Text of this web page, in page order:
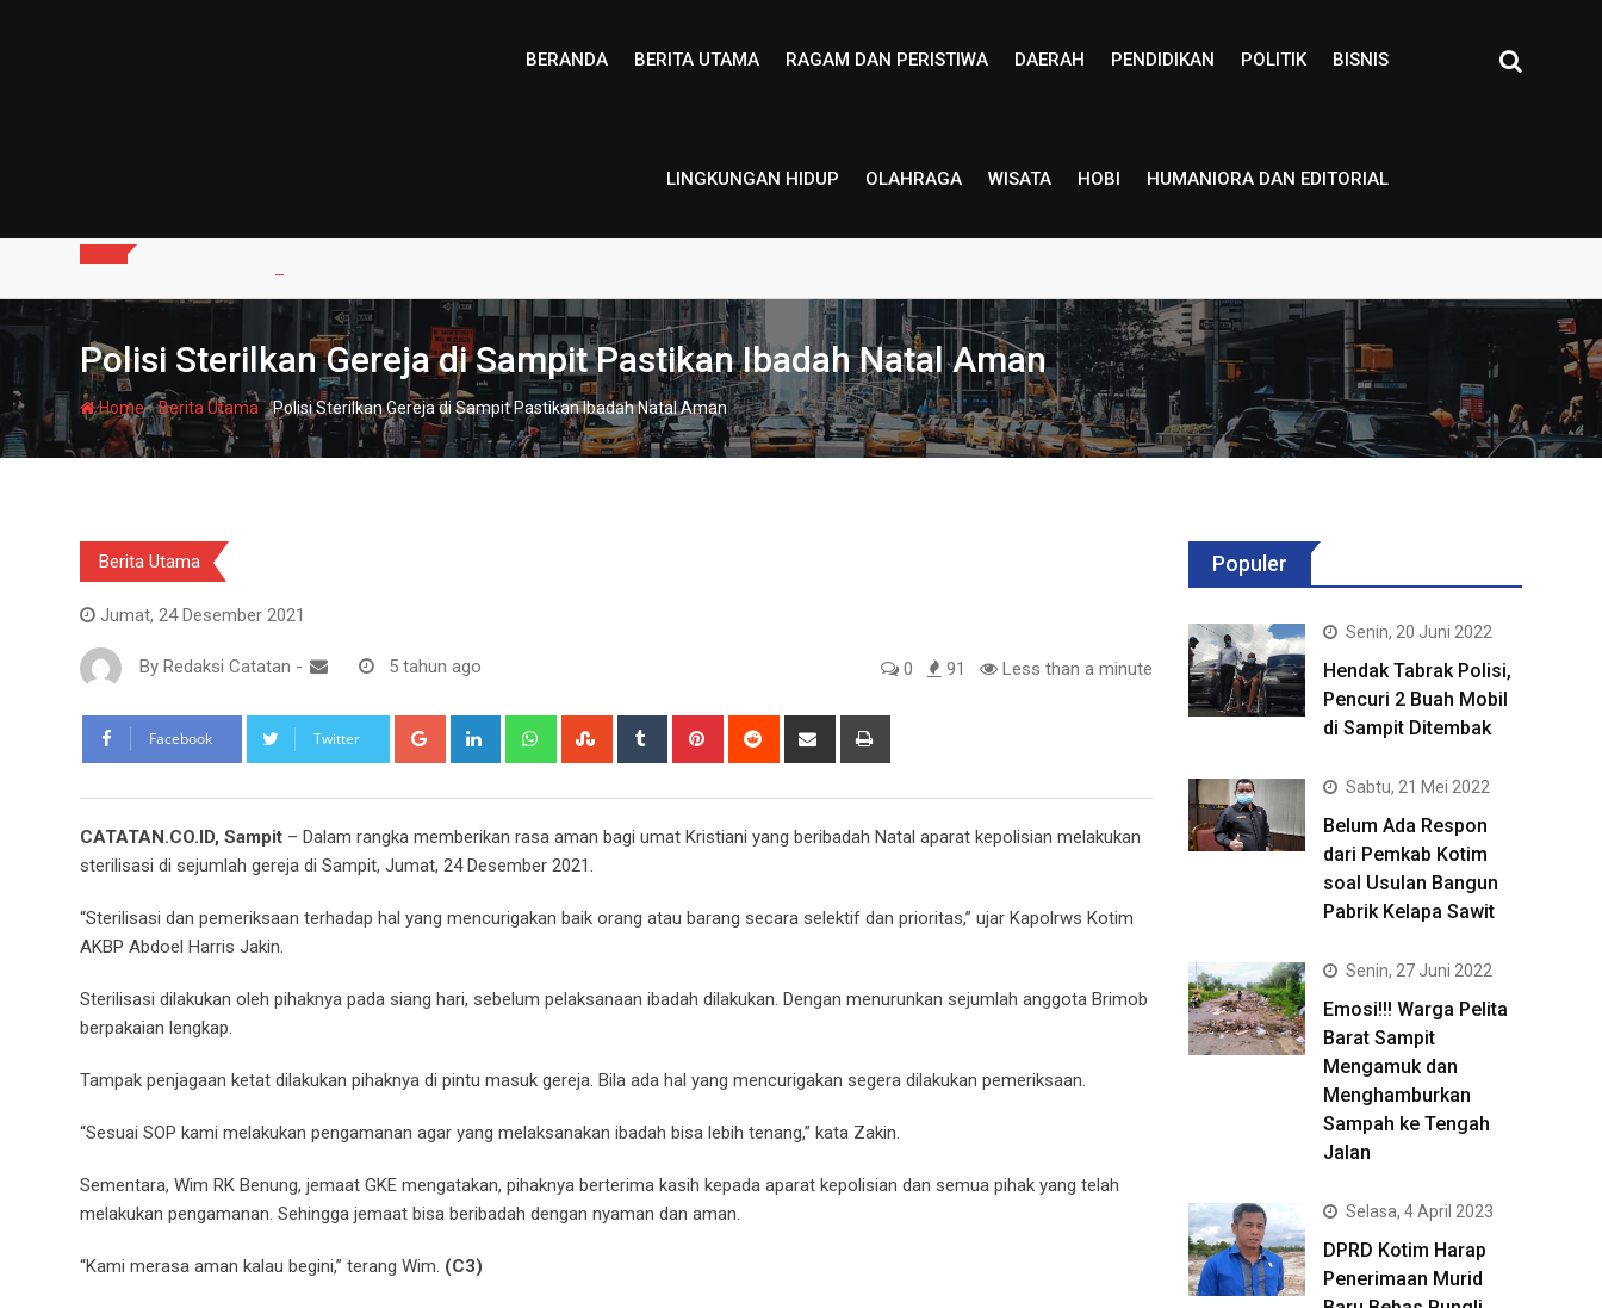
BERANDA BERITA UTAMA RAGAM DAN PERISTIWA DAERAH PENDIDIKAN POLITIK BISNIS
LINGKUNGAN HIDUP OLAHRAGA WISATA HOBI HUMANIORA DAN EDITORIAL
Polisi Sterilkan Gereja di Sampit Pastikan Ibadah Natal Aman
Home-Berita Utama-Polisi Sterilkan Gereja di Sampit Pastikan Ibadah Natal Aman
Berita Utama
Jumat, 24 Desember 2021
By Redaksi Catatan - 5 tahun ago 0 91 Less than a minute
Facebook Twitter Google+ LinkedIn WhatsappStumbleUpon
Tumblr Pinterest Reddit
Share
CATATAN.CO.ID, Sampit – Dalam rangka memberikan rasa aman bagi umat Kristiani yang beribadah Natal aparat kepolisian melakukan
sterilisasi di sejumlah gereja di Sampit, Jumat, 24 Desember 2021.
“Sterilisasi dan pemeriksaan terhadap hal yang mencurigakan baik orang atau barang secara selektif dan prioritas,” ujar Kapolrws Kotim
AKBP Abdoel Harris Jakin.
Sterilisasi dilakukan oleh pihaknya pada siang hari, sebelum pelaksanaan ibadah dilakukan. Dengan menurunkan sejumlah anggota Brimob
berpakaian lengkap.
Tampak penjagaan ketat dilakukan pihaknya di pintu masuk gereja. Bila ada hal yang mencurigakan segera dilakukan pemeriksaan.
“Sesuai SOP kami melakukan pengamanan agar yang melaksanakan ibadah bisa lebih tenang,” kata Zakin.
Sementara, Wim RK Benung, jemaat GKE mengatakan, pihaknya berterima kasih kepada aparat kepolisian dan semua pihak yang telah
melakukan pengamanan. Sehingga jemaat bisa beribadah dengan nyaman dan aman.
“Kami merasa aman kalau begini,” terang Wim. (C3)
Populer
Senin, 20 Juni 2022
Hendak Tabrak Polisi,
Pencuri 2 Buah Mobil
di Sampit Ditembak
Sabtu, 21 Mei 2022
Belum Ada Respon
dari Pemkab Kotim
soal Usulan Bangun
Pabrik Kelapa Sawit
Senin, 27 Juni 2022
Emosi!!! Warga Pelita
Barat Sampit
Mengamuk dan
Menghamburkan
Sampah ke Tengah
Jalan
Selasa, 4 April 2023
DPRD Kotim Harap
Penerimaan Murid